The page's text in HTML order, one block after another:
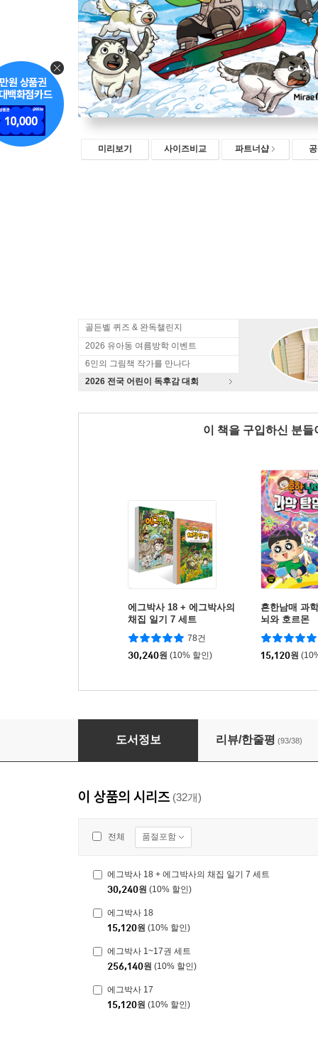
미리보기 사이즈비교 파트너샵
골든벨 퀴즈 & 완독챌린지
2026 유아동 여름방학 이벤트
6인의 그림책 작가를 만나다
2026 전국 어린이 독후감 대회
이 책을 구입하신 분
에그박사 18 + 에그박사의
채집 일기 7 세트
78건
30,240원 (10% 할인)
흔한남매 과
뇌와 호르몬
15,120원
에그박사 14
도서정보 리뷰/한줄평 (93/38)
이 상품의 시리즈 (32개)
전체 품절포함
에그박사 18 + 에그박사의 채집 일기 7 세트
30,240원 (10% 할인)
에그박사 18
15,120원 (10% 할인)
에그박사 1~17권 세트
256,140원 (10% 할인)
에그박사 17
15,120원 (10% 할인)